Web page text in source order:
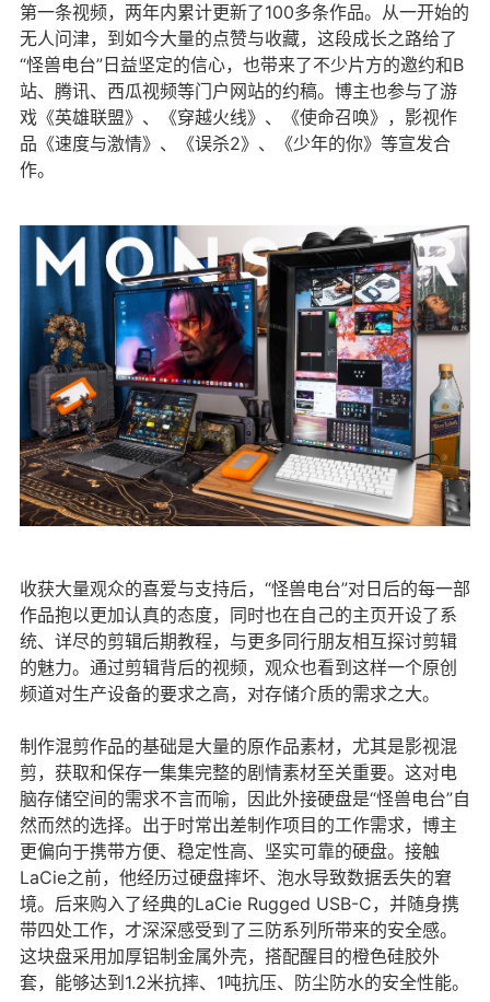
第一条视频，两年内累计更新了100多条作品。从一开始的
无人问津，到如今大量的点赞与收藏，这段成长之路给了
“怪兽电台”日益坚定的信心，也带来了不少片方的邀约和B
站、腾讯、西瓜视频等门户网站的约稿。博主也参与了游
戏《英雄联盟》、《穿越火线》、《使命召唤》，影视作
品《速度与激情》、《误杀2》、《少年的你》等宣发合
作。
收获大量观众的喜爱与支持后，“怪兽电台”对日后的每一部
作品抱以更加认真的态度，同时也在自己的主页开设了系
统、详尽的剪辑后期教程，与更多同行朋友相互探讨剪辑
的魅力。通过剪辑背后的视频，观众也看到这样一个原创
频道对生产设备的要求之高，对存储介质的需求之大。
制作混剪作品的基础是大量的原作品素材，尤其是影视混
剪，获取和保存一集集完整的剧情素材至关重要。这对电
脑存储空间的需求不言而喻，因此外接硬盘是“怪兽电台”自
然而然的选择。出于时常出差制作项目的工作需求，博主
更偏向于携带方便、稳定性高、坚实可靠的硬盘。接触
LaCie之前，他经历过硬盘摔坏、泡水导致数据丢失的窘
境。后来购入了经典的LaCie Rugged USB-C，并随身携
带四处工作，才深深感受到了三防系列所带来的安全感。
这块盘采用加厚铝制金属外壳，搭配醒目的橙色硅胶外
套，能够达到1.2米抗摔、1吨抗压、防尘防水的安全性能。